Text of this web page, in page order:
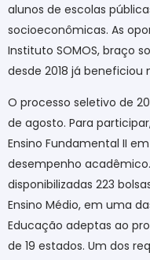
alunos de escolas
socioeconômicas. As
Instituto SOMOS, braço
desde 2018 já beneficiou
O processo seletivo de
de agosto. Para
Ensino Fundamental II
desempenho
disponibilizadas 223
Ensino Médio, em uma
Educação adeptas ao
de 19 estados. Um dos